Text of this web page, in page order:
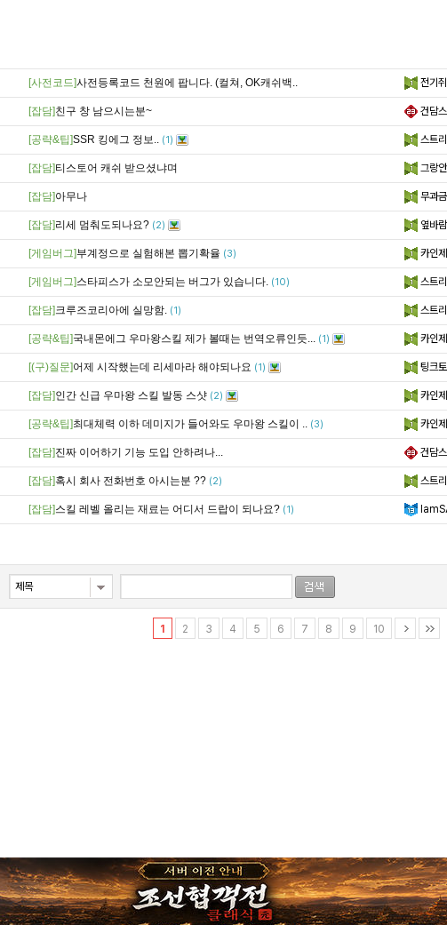
[사전코드]사전등록코드 천원에 팝니다. (컬쳐, OK캐쉬백.. 전기
[잡담]친구 창 남으시는분~ 건담
[공략&팁]SSR 킹에그 정보.. (1) 스트
[잡담]티스토어 캐쉬 받으셨냐며 그랑
[잡담]아무나 무과
[잡담]리세 멈춰도되나요? (2) 옆바람
[게임버그]부계정으로 실험해본 뽑기확율 (3) 카
[게임버그]스타피스가 소모안되는 버그가 있습니다. (10) 스트
[잡담]크루즈코리아에 실망함. (1) 스트
[공략&팁]국내몬에그 우마왕스킬 제가 볼때는 번역오류인듯... (1) 카
[(구)질문]어제 시작했는데 리세마라 해야되나요 (1) 팅크
[잡담]인간 신급 우마왕 스킬 발동 스샷 (2) 카
[공략&팁]최대체력 이하 데미지가 들어와도 우마왕 스킬이 .. (3) 카
[잡담]진짜 이어하기 기능 도입 안하려나... 건담
[잡담]혹시 회사 전화번호 아시는분 ?? (2) 스트
[잡담]스킬 레벨 올리는 재료는 어디서 드랍이 되나요? (1)
1 2 3 4 5 6 7 8 9 10